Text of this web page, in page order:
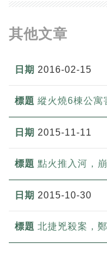
其他文章
2016-02-15
縱火燒6棟公
2015-11-11
點火推入河，
2015-10-30
北捷兇殺案，